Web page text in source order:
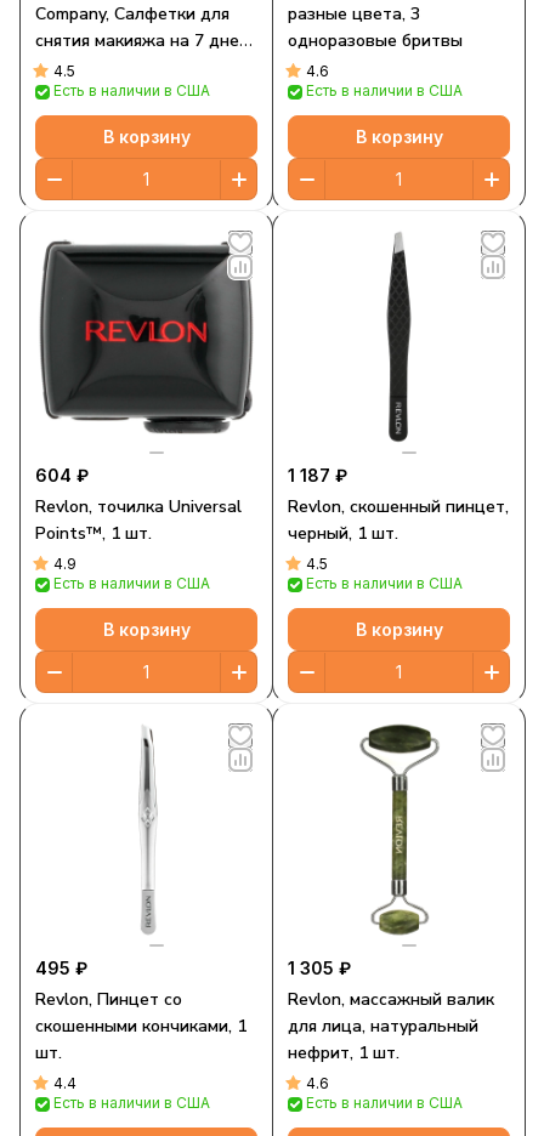
Company, Салфетки для
снятия макияжа на 7 дней,
розовые и леопардовые, 7
шт.
4.5
Есть в наличии в США
В корзину
разные цвета, 3
одноразовые бритвы
4.6
Есть в наличии в США
В корзину
604 ₽
Revlon, точилка Universal
Points™, 1 шт.
4.9
Есть в наличии в США
В корзину
1 187 ₽
Revlon, скошенный пинцет,
черный, 1 шт.
4.5
Есть в наличии в США
В корзину
495 ₽
Revlon, Пинцет со
скошенными кончиками, 1
шт.
4.4
Есть в наличии в США
1 305 ₽
Revlon, массажный валик
для лица, натуральный
нефрит, 1 шт.
4.6
Есть в наличии в США